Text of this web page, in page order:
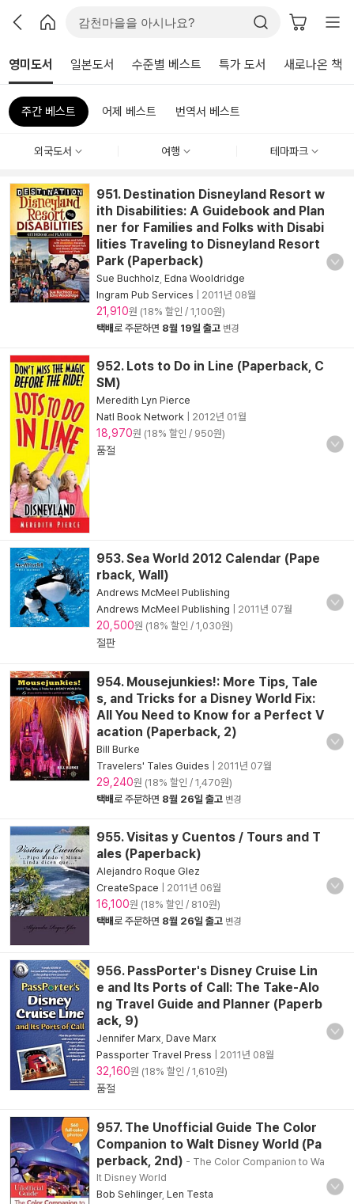
영미도서 일본도서 수준별 베스트 특가 도서 새로나온 책
주간 베스트 어제 베스트 번역서 베스트
외국도서 여행 테마파크
951. Destination Disneyland Resort w
ith Disabilities: A Guidebook and Plan
ner for Families and Folks with Disabi
lities Traveling to Disneyland Resort
Park (Paperback)
Sue Buchholz Edna Wooldridge
Ingram Pub Services
2011년 08월
21,910원 (18% 할인 / 1,100원)
택배로 주문하면 8월 19일 출고 변경
952. Lots to Do in Line (Paperback, C
SM)
Meredith Lyn Pierce
Natl Book Network
2012년 01월
18,970원 (18% 할인 / 950원)
품절
953. Sea World 2012 Calendar (Pape
rback, Wall)
Andrews McMeel Publishing
Andrews McMeel Publishing
2011년 07월
20,500원 (18% 할인 / 1,030원)
절판
954. Mousejunkies!: More Tips, Tale
s, and Tricks for a Disney World Fix:
All You Need to Know for a Perfect V
acation (Paperback, 2)
Bill Burke
Travelers' Tales Guides
2011년 07월
29,240원 (18% 할인 / 1,470원)
택배로 주문하면 8월 26일 출고 변경
955. Visitas y Cuentos / Tours and T
ales (Paperback)
Alejandro Roque Glez
CreateSpace
2011년 06월
16,100원 (18% 할인 / 810원)
택배로 주문하면 8월 26일 출고 변경
956. PassPorter's Disney Cruise Lin
e and Its Ports of Call: The Take-Alo
ng Travel Guide and Planner (Paperb
ack, 9)
Jennifer Marx Dave Marx
Passporter Travel Press
2011년 08월
32,160원 (18% 할인 / 1,610원)
품절
957. The Unofficial Guide The Color
Companion to Walt Disney World (Pa
perback, 2nd) - The Color Companion to Wa
lt Disney World
Bob Sehlinger, Len Testa